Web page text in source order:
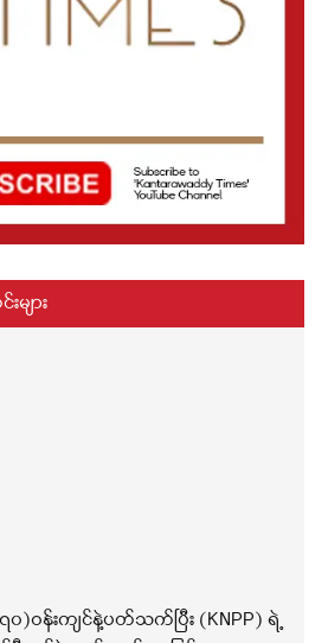
ျား
)ဝန်းကျင်နဲ့ပတ်သက်ပြီး (KNPP) ရဲ့